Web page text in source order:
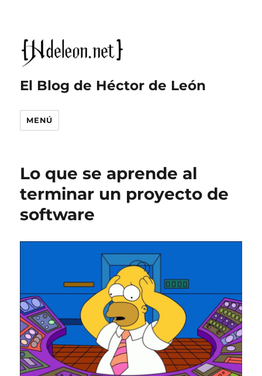
El Blog de Héctor de León
MENÚ
Lo que se aprende al
terminar un proyecto de
software